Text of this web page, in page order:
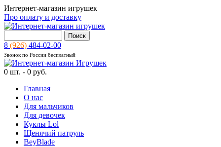
Интернет-магазин игрушек
Про оплату и доставку
8 (926) 484-02-00
Звонок по России бесплатный
0 шт. - 0 руб.
Главная
О нас
Для мальчиков
Для девочек
Куклы Lol
Щенячий патруль
BeyBlade